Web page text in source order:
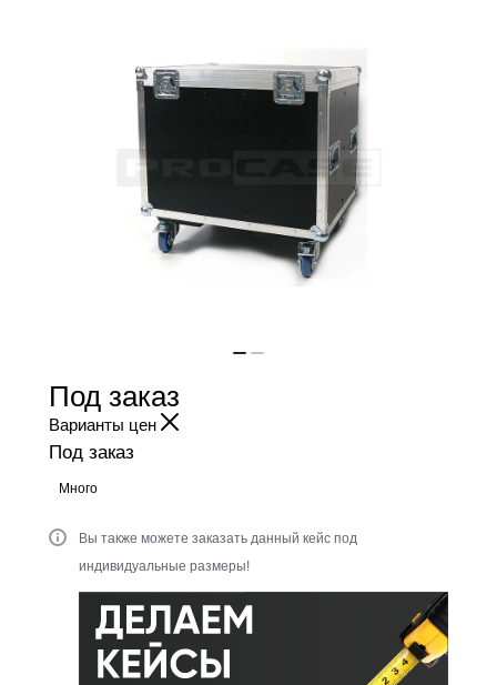
Под заказ
Варианты цен
Под заказ
Много
Вы также можете заказать данный кейс под
индивидуальные размеры!